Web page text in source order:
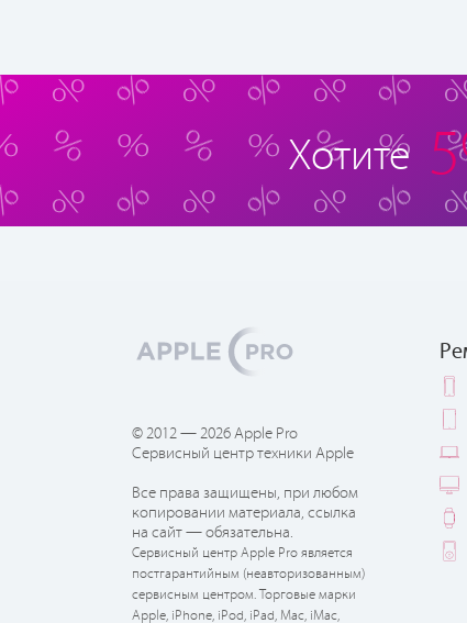
Хотите
© 2012 — 2026 Apple Pro
Сервисный центр техники Apple
Все права защищены, при любом
копировании материала, ссылка
на сайт — обязательна.
Сервисный центр Apple Pro является
постгарантийным (неавторизованным)
сервисным центром. Торговые марки
Apple, iPhone, iPod, iPad, Mac, iMac,